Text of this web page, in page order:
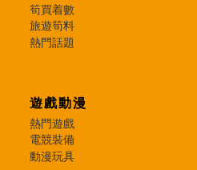
筍買着數
旅遊筍料
熱門話題
遊戲動漫
熱門遊戲
電競裝備
動漫玩具